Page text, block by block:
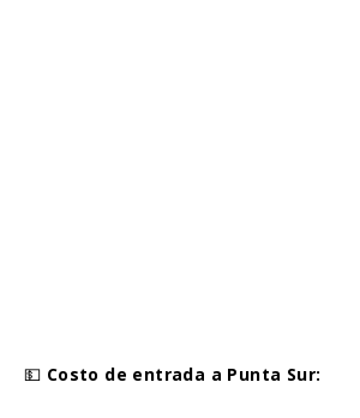
💵 Costo de entrada a Punta Sur: